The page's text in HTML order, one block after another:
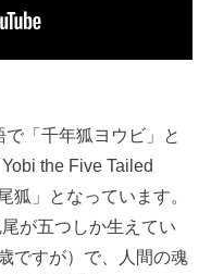
「千年狐ヨウビ」と
the Five Tailed
狐」となっています。
が五つしか生えてい
ですが）で、人間の魂